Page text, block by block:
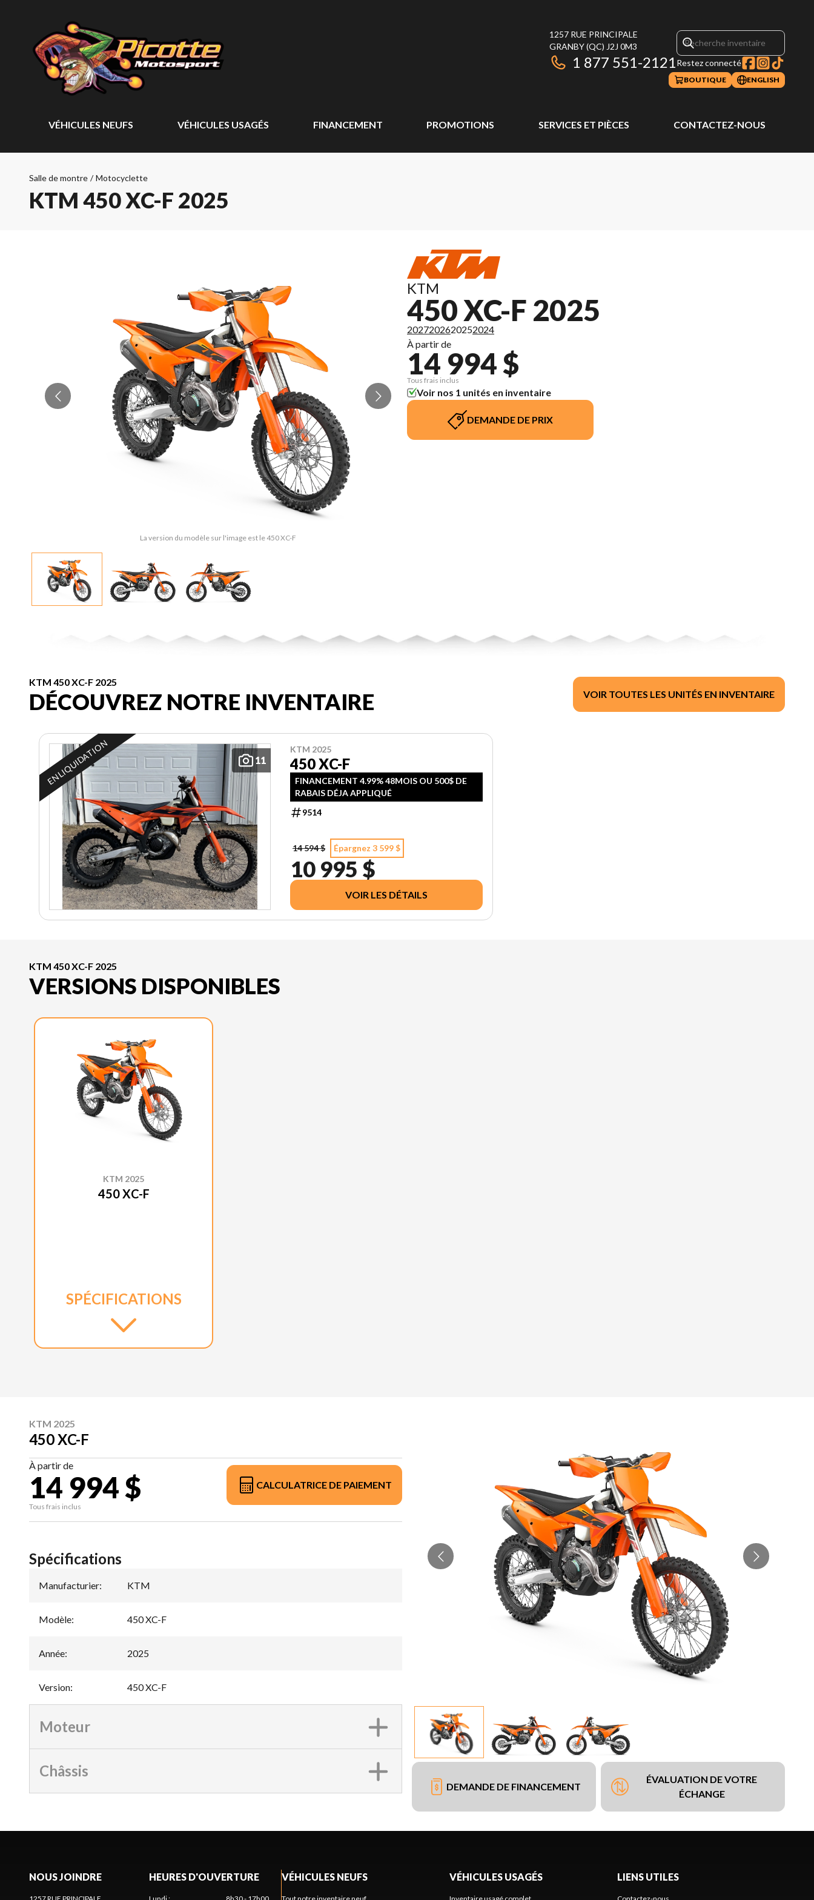
1257 RUE PRINCIPALE
GRANBY(QC) J2J 0M3
1 877 551-2121Restez connecté
BOUTIQUE ENGLISH
VÉHICULES NEUFS VÉHICULES USAGÉS FINANCEMENT PROMOTIONS SERVICES ET PIÈCES CONTACTEZ-NOUS
Salle de montre / Motocyclette
KTM 450 XC-F 2025
La version du modèle sur l'image est le 450 XC-F
KTM
450 XC-F 2025
2027202620252024
À partir de
14 994 $
Tous frais inclus
Voir nos 1 unités en inventaire
DEMANDE DE PRIX
KTM 450 XC-F 2025
DÉCOUVREZ NOTRE INVENTAIRE VOIR TOUTES LES UNITÉS EN INVENTAIRE
11
EN LIQUIDATION KTM 2025
450 XC-F
FINANCEMENT 4.99% 48MOIS OU 500$ DE
RABAIS DÉJA APPLIQUÉ
9514
14 594 $ Épargnez 3 599 $
10 995 $
VOIR LES DÉTAILS
KTM 450 XC-F 2025
VERSIONS DISPONIBLES
KTM 2025
450 XC-F
SPÉCIFICATIONS
KTM 2025
450 XC-F
À partir de
14 994 $
Tous frais inclus
CALCULATRICE DE PAIEMENT
DEMANDE DE FINANCEMENT
ÉVALUATION DE VOTRE
ÉCHANGE
Spécifications
Manufacturier: KTM
Modèle: 450 XC-F
Année: 2025
Version: 450 XC-F
Moteur
Châssis
NOUS JOINDRE HEURES D'OUVERTURE VÉHICULES NEUFS VÉHICULES USAGÉS LIENS UTILES